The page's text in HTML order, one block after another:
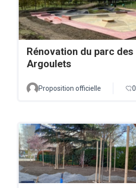
Rénovation du parc des
Argoulets
Proposition officielle 0